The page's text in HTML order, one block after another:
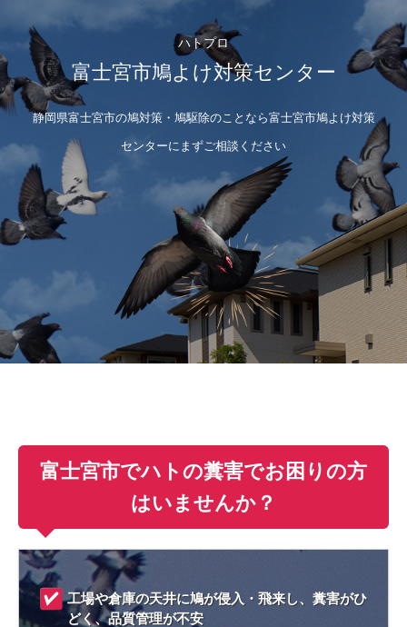
ハトプロ
富士宮市鳩よけ対策センター
静岡県富士宮市の鳩対策・鳩駆除のことなら富士宮市鳩よけ対策
センターにまずご相談ください
富士宮市でハトの糞害でお困りの方
はいませんか？
工場や倉庫の天井に鳩が侵入・飛来し、糞害がひ
どく、品質管理が不安